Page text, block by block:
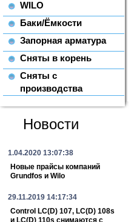
WILO
Баки/Ёмкости
Запорная арматура
Сняты в корень
Сняты с
производства
Новости
1.04.2020 13:07:38
Новые прайсы компаний
Grundfos и Wilo
29.11.2019 14:17:34
Control LC(D) 107, LC(D) 108s
и LC(D) 110s снимаются с